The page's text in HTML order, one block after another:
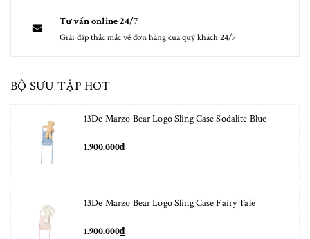
Tư vấn online 24/7
Giải đáp thắc mắc về đơn hàng của quý khách 24/7
BỘ SƯU TẬP HOT
13De Marzo Bear Logo Sling Case Sodalite Blue
1.900.000₫
13De Marzo Bear Logo Sling Case Fairy Tale
1.900.000₫